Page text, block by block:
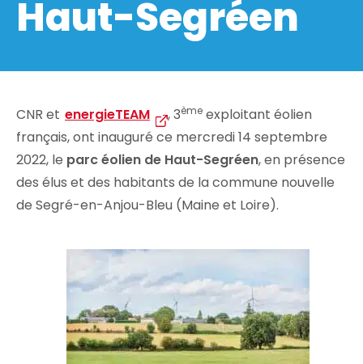
Haut-Segréen
CNR et energieTEAM , 3ème exploitant éolien
français, ont inauguré ce mercredi 14 septembre
2022, le parc éolien de Haut-Segréen, en présence
des élus et des habitants de la commune nouvelle
de Segré-en-Anjou-Bleu (Maine et Loire).